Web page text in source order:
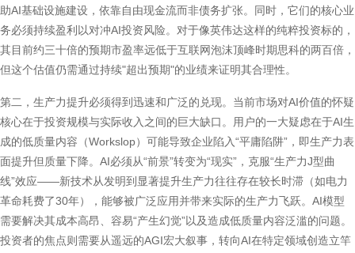
助AI基础设施建设，依靠自由现金流而非债务扩张。同时，它们的核心业
务必须持续盈利以对冲AI投资风险。对于像英伟达这样的纯粹投资标的，
其目前约三十倍的预期市盈率远低于互联网泡沫顶峰时期思科的两百倍，
但这个估值仍需通过持续"超出预期"的业绩来证明其合理性。
第二，生产力提升必须得到迅速和广泛的兑现。当前市场对AI价值的怀疑
核心在于投资规模与实际收入之间的巨大缺口。用户的一大疑虑在于AI生
成的低质量内容（Workslop）可能导致企业陷入“平庸陷阱”，即生产力表
面提升但质量下降。AI必须从“前景”转变为“现实”，克服“生产力J型曲
线”效应——新技术从发明到显著提升生产力往往存在较长时滞（如电力
革命耗费了30年），能够被广泛应用并带来实际的生产力飞跃。AI模型
需要解决其成本高昂、容易“产生幻觉”以及造成低质量内容泛滥的问题。
投资者的焦点则需要从遥远的AGI宏大叙事，转向AI在特定领域创造立竿